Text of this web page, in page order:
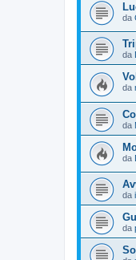
da
da
da
da
da
da
da